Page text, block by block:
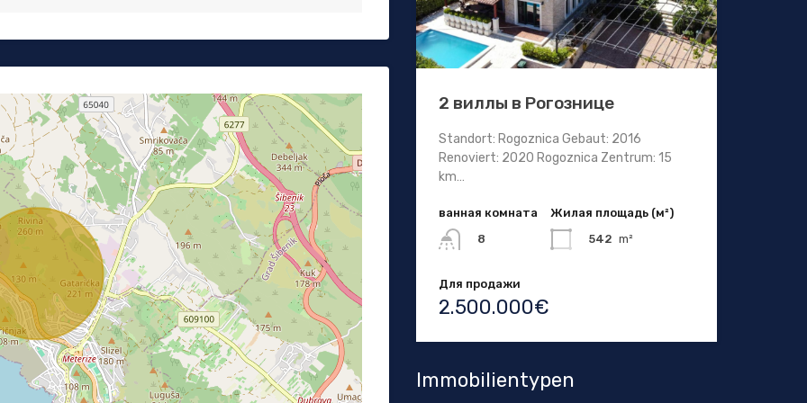
2 виллы в Рогознице
Standort: Rogoznica Gebaut: 2016
Renoviert: 2020 Rogoznica Zentrum: 15
km…
ванная комната
8
Жилая площадь (м²)
542 m²
Для продажи
2.500.000€
Immobilientypen